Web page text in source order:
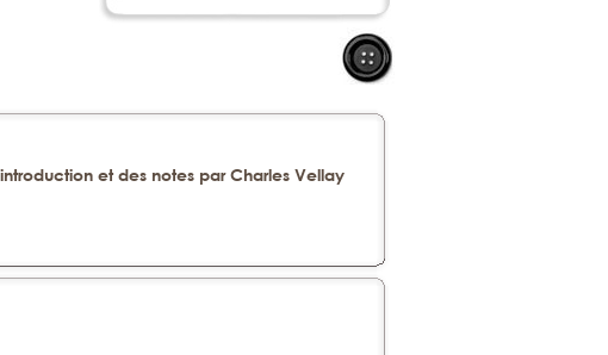
et des notes par Charles Vellay